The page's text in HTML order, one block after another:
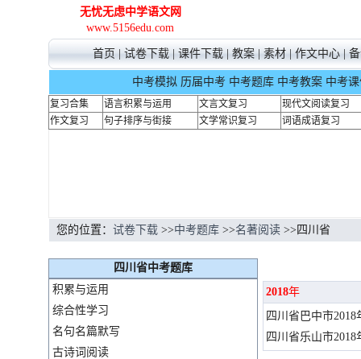
无忧无虑中学语文网
www.5156edu.com
首页 试卷下载 课件下载 教案 素材 作文中心
中考模拟 历届中考 中考题库 中考教案 中考
复习合集 语言积累与运用 文言文复习
现代文阅读复习
作文复习
句子排序与街接 文学常识复习 词语成语复习
您的位置： 试卷下载 >>中考题库 >>名著阅读 >>四川省
四川省中考题库
积累与运用
综合性学习
名句名篇默写
古诗词阅读
2018年
四川省巴中市
四川省乐山市